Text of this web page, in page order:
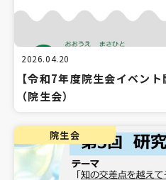
2026.04.20
【令和7年度院生会イベン
（院生会）
院生会